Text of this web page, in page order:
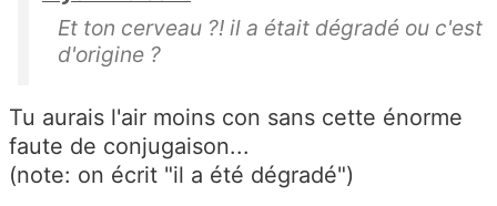
Et ton cerveau ?! il a était dégradé ou c'est
d'origine ?
Tu aurais l'air moins con sans cette énorme
faute de conjugaison...
(note: on écrit "il a été dégradé")